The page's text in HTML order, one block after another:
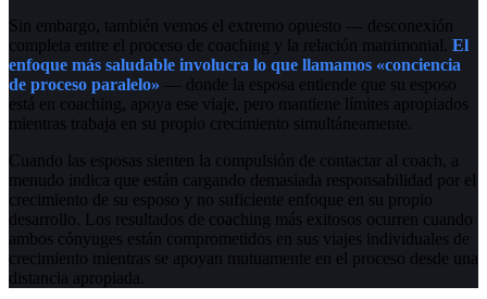
Sin embargo, también vemos el extremo opuesto — desconexión
completa entre el proceso de coaching y la relación matrimonial. El
enfoque más saludable involucra lo que llamamos «conciencia
de proceso paralelo» — donde la esposa entiende que su esposo
está en coaching, apoya ese viaje, pero mantiene límites apropiados
mientras trabaja en su propio crecimiento simultáneamente.
Cuando las esposas sienten la compulsión de contactar al coach, a
menudo indica que están cargando demasiada responsabilidad por el
crecimiento de su esposo y no suficiente enfoque en su propio
desarrollo. Los resultados de coaching más exitosos ocurren cuando
ambos cónyuges están comprometidos en sus viajes individuales de
crecimiento mientras se apoyan mutuamente en el proceso desde una
distancia apropiada.